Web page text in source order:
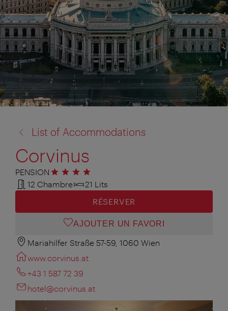
à:
List of Accommodations
Corvinus
PENSION 4 étoiles
12 Chambre
21 Lits
RÉSERVER
AJOUTER UN FAVORI
Mariahilfer Straße 57-59, 1060 Wien
www.corvinus.at
+43 1 587 72 39
hotel@corvinus.at